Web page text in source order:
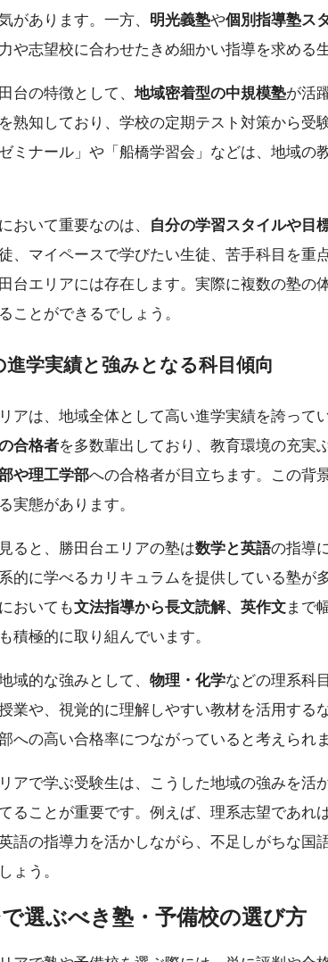
があります。一方、 明光義塾や個別指導塾ス
や志望校に合わせたきめ細かい指導を求める
台の特徴として、 地域密着型の中規模塾が活
熟知しており、学校の定期テスト対策から受
ゼミナール」や「船橋学習会」などは、地域
おいて重要なのは、 自分の学習スタイルや目
、マイペースで学びたい生徒、苦手科目を
台エリアには存在します。実際に複数の塾
ことができるでしょう。
進学実績と強みとなる科目傾向
アは、地域全体として高い進学実績を誇って
合格者を多数輩出しており、教育環境の充実
や理工学部への合格者が目立ちます。この背
実態があります。
ると、勝田台エリアの塾は数学と英語の指導
的に学べるカリキュラムを提供している塾が多
おいても文法指導から長文読解、英作文まで
積極的に取り組んでいます。
域的な強みとして、 物理・化学などの理系科
業や、視覚的に理解しやすい教材を活用するな
への高い合格率につながっていると考えられま
アで学ぶ受験生は、こうした地域の強みを活
ることが重要です。例えば、理系志望であれ
語の指導力を活かしながら、不足しがちな国
ょう。
選ぶべき塾・予備校の選び方